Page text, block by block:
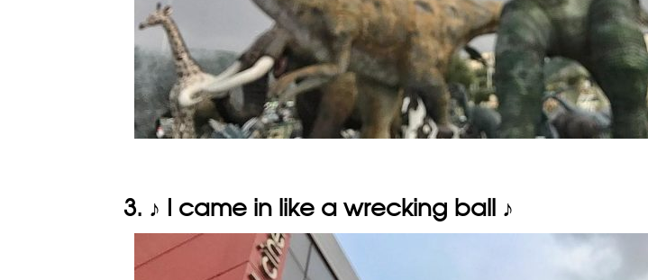
3. ♪ I came in like a wrecking ball ♪